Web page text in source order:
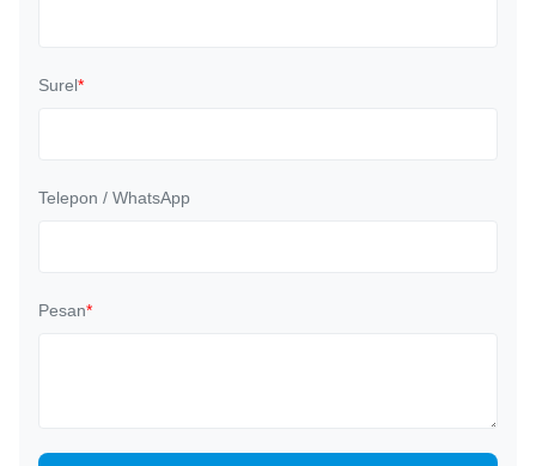
Surel*
Telepon / WhatsApp
Pesan*